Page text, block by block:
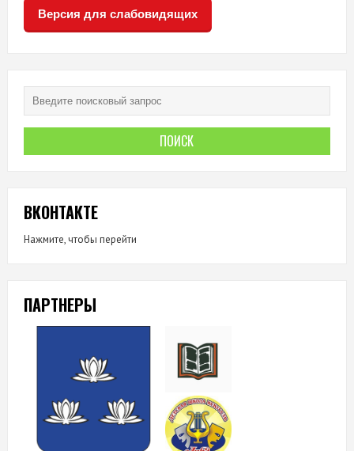
Версия для слабовидящих
ВКОНТАКТЕ
Нажмите, чтобы перейти
ПАРТНЕРЫ